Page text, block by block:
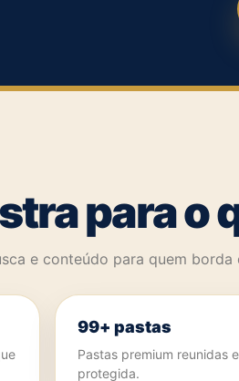
para o
e conteúdo para quem borda
99+ pastas
Pastas premium reunidas
protegida.